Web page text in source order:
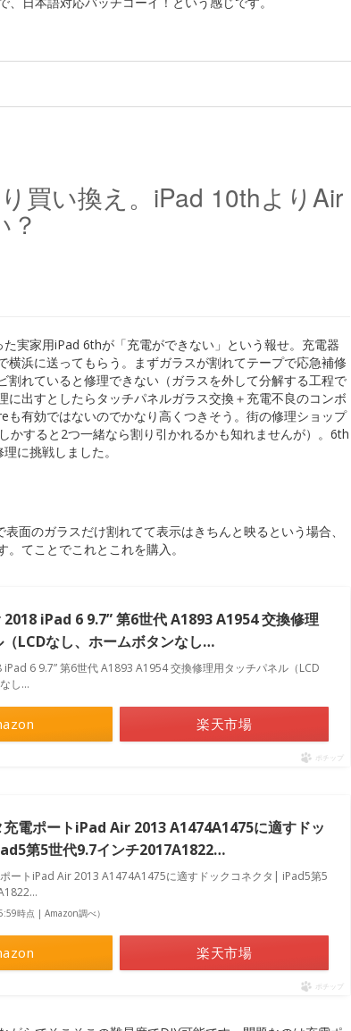
買い換え。iPad 10thよりAir
実家用iPad 6thが「充電ができない」という報せ。充電器
横浜に送ってもらう。まずガラスが割れてテープで応急補修
れていると修理できない（ガラスを外して分解する工程で
に出すとしたらタッチパネルガラス交換＋充電不良のコンボ
も有効ではないのでかなり高くつきそう。街の修理ショップ
かすると2つ一緒なら割り引かれるかも知れませんが）。6th
に挑戦しました。
面のガラスだけ割れてて表示はきちんと映るという場合、
てことでこれとこれを購入。
2018 iPad 6 9.7” 第6世代 A1893 A1954 交換修理
LCDなし、ホームボタンなし…
iPad 6 9.7” 第6世代 A1893 A1954 交換修理用タッチパネル（LCD
し…
楽天市場
ポチップ
充電ポートiPad Air 2013 A1474A1475に適すドッ
第5世代9.7インチ2017A1822…
ポートiPad Air 2013 A1474A1475に適すドックコネクタ| iPad5第5
時点 | Amazon調べ）
楽天市場
ポチップ